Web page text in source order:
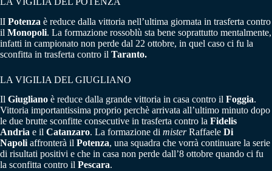
lI Potenza è reduce dalla vittoria nell’ultima giornata in trasferta contro
il Monopoli. La formazione rossoblù sta bene soprattutto mentalmente,
infatti in campionato non perde dal 22 ottobre, in quel caso ci fu la
sconfitta in trasferta contro il Taranto.
LA VIGILIA DEL GIUGLIANO
Il Giugliano è reduce dalla grande vittoria in casa contro il Foggia.
Vittoria importantissima proprio perchè arrivata all’ultimo minuto dopo
le due brutte sconfitte consecutive in trasferta contro la Fidelis
Andria e il Catanzaro. La formazione di misterRaffaele Di
Napoli affronterà il Potenza, una squadra che vorrà continuare la serie
di risultati positivi e che in casa non perde dall’8 ottobre quando ci fu
la sconfitta contro il Pescara.